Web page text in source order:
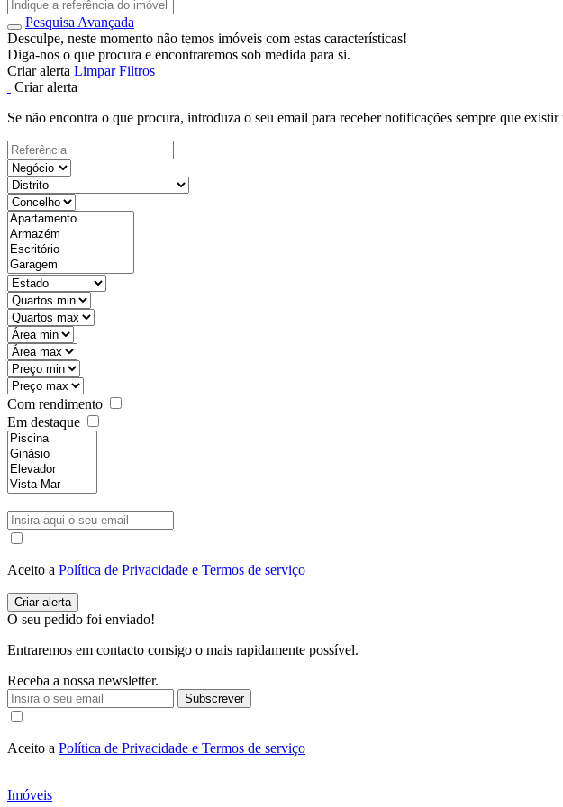
Pesquisa Avançada
Desculpe, neste momento não temos imóveis com estas características!
Diga-nos o que procura e encontraremos sob medida para si.
Criar alerta Limpar Filtros
Criar alerta
Se não encontra o que procura, introduza o seu email para receber notificações sempre que
Com rendimento
Em destaque
Aceito a Política de Privacidade e Termos de serviço
O seu pedido foi enviado!
Entraremos em contacto consigo o mais rapidamente possível.
Receba a nossa newsletter.
Subscrever
Aceito a Política de Privacidade e Termos de serviço
Imóveis